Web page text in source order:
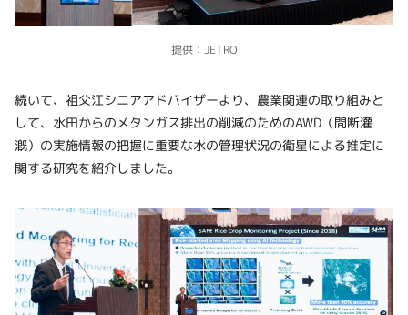
提供：JETRO
続いて、祖父江シニアアドバイザーより、農業関連の取り組みと
して、水田からのメタンガス排出の削減のためのAWD（間断灌
漑）の実施情報の把握に重要な水の管理状況の衛星による推定に
関する研究を紹介しました。